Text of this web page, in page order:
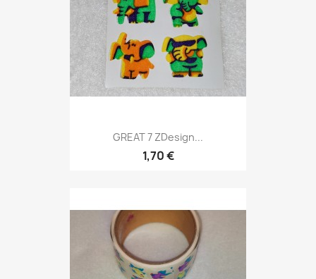
GREAT 7 ZDesign...
1,70 €